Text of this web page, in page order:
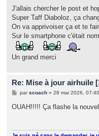
J'allais chercher le post et
Super Taff Diaboloz, ça
On va apprivoiser ça et te
Sur le smartphone c'était
Un grand merci
Re: Mise à jour airhuile
M
s
s
parscoach» 28 mai 2026, 07:40
OUAH!!!!! Ça flashe la